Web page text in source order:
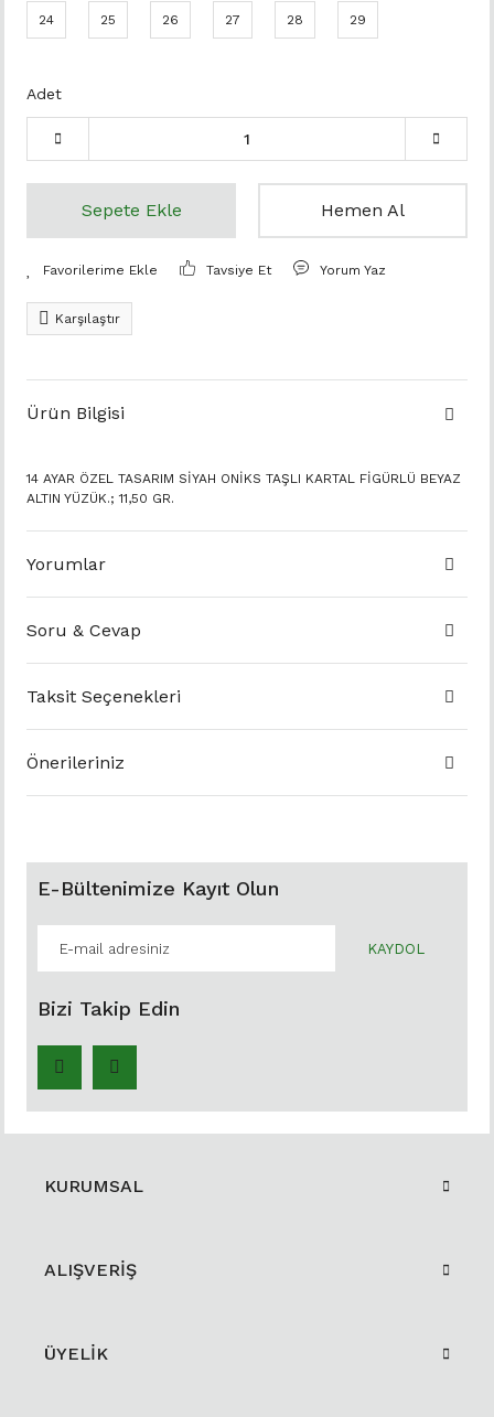
24 25 26 27 28 29
Adet
Sepete Ekle Hemen Al
Tavsiye Et Yorum Yaz
Karşılaştır
Ürün Bilgisi
14 AYAR ÖZEL TASARIM SİYAH ONİKS TAŞLI KARTAL FİGÜRLÜ BEYAZ
ALTIN YÜZÜK.; 11,50 GR.
Yorumlar
Soru & Cevap
Taksit Seçenekleri
Önerileriniz
E-Bültenimize Kayıt Olun
KAYDOL
Bizi Takip Edin
KURUMSAL
ALIŞVERİŞ
ÜYELİK